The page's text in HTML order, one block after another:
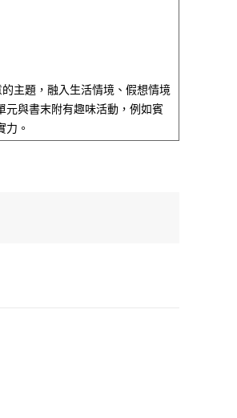
主題，融入生活情境、假想情境
元與書末附有趣味活動，例如賓
力。